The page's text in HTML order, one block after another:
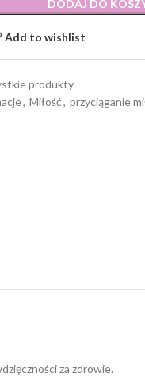
DODAJ DO
Add to wishlist
produkty
, Miłość, przyciąganie
za zdrowie.